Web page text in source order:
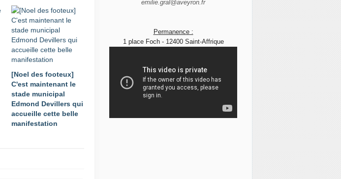
[Noel des footeux]
C'est maintenant le
stade municipal
Edmond Devillers qui
accueille cette belle
manifestation
emilie.gral@aveyron.fr
Permanence :
1 place Foch - 12400 Saint-Affrique